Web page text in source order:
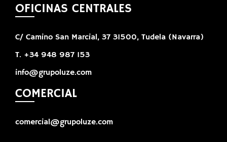
OFICINAS CENTRALES
C/ Camino San Marcial, 37 31500, Tudela (Navarra)
T. +34 948 987 153
info@grupoluze.com
COMERCIAL
comercial@grupoluze.com